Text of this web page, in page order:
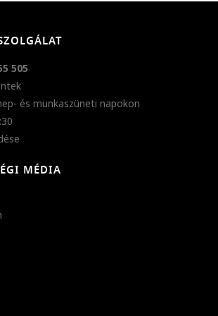
505
és munkaszüneti napokon
MÉDIA